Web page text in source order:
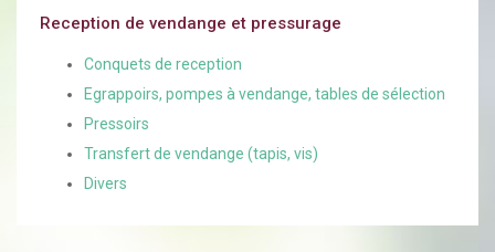
Reception de vendange et pressurage
Conquets de reception
Egrappoirs, pompes à vendange, tables de sélection
Pressoirs
Transfert de vendange (tapis, vis)
Divers